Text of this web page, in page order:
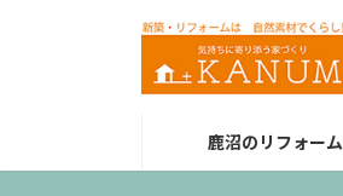
鹿沼のリフォーム